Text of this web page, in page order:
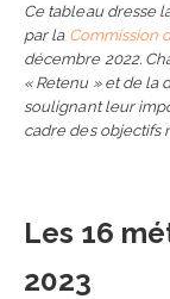
Ce tableau dresse
par la Commission
décembre 2022.
« Retenu » et de la
soulignant leur
cadre des objectifs
Les 16
2023